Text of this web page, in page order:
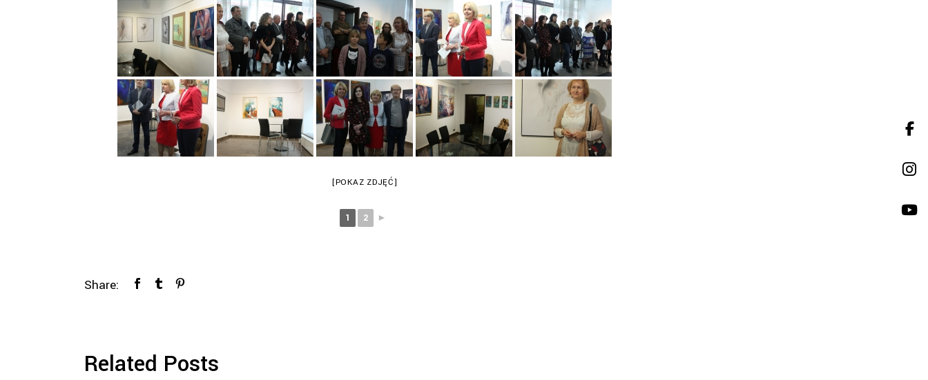
[POKAZ ZDJĘĆ]
1 2 ►
Share:
Related Posts